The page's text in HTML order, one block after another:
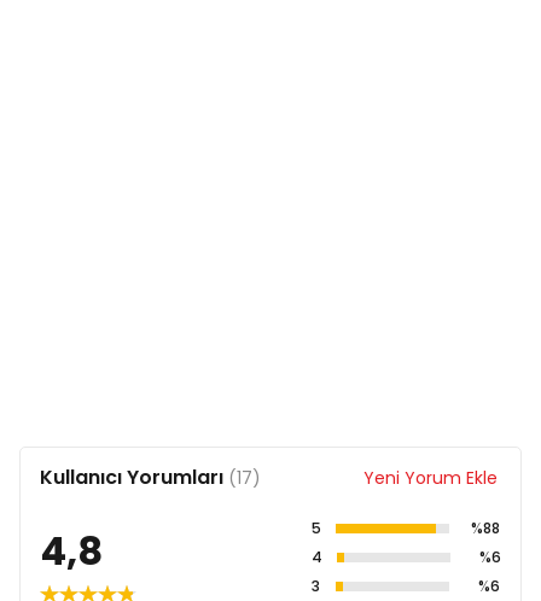
Kullanıcı Yorumları (17) Yeni Yorum Ekle
4,8 5
%88
4
%6
3
%6